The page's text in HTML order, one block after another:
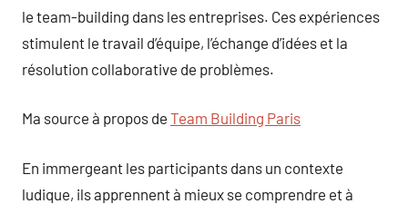
le team-building dans les entreprises. Ces expériences
stimulent le travail d’équipe, l’échange d’idées et la
résolution collaborative de problèmes.
Ma source à propos de Team Building Paris
En immergeant les participants dans un contexte
ludique, ils apprennent à mieux se comprendre et à